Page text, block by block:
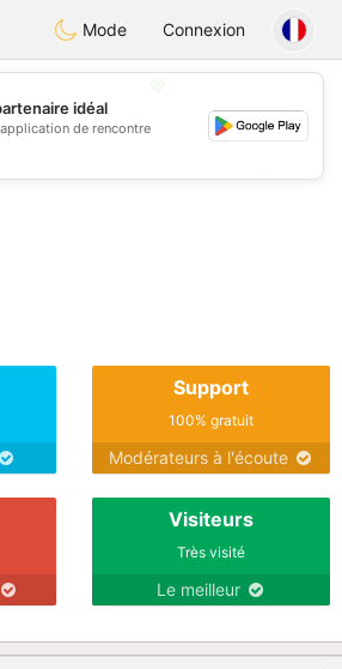
StatesDating
Mode Connexion
💕
idéal
de rencontre
Support
100% gratuit
Modérateurs à l'écoute
Visiteurs
Très visité
Le meilleur